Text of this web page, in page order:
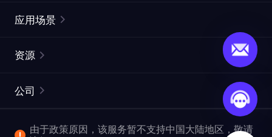
静态住宅代理
网页抓取 API
ISP代理
ProxySite
应用场景
市场研究
资源
常见问题解答
公司
由于政策原因，该服务暂不支持中国大陆地区，敬请